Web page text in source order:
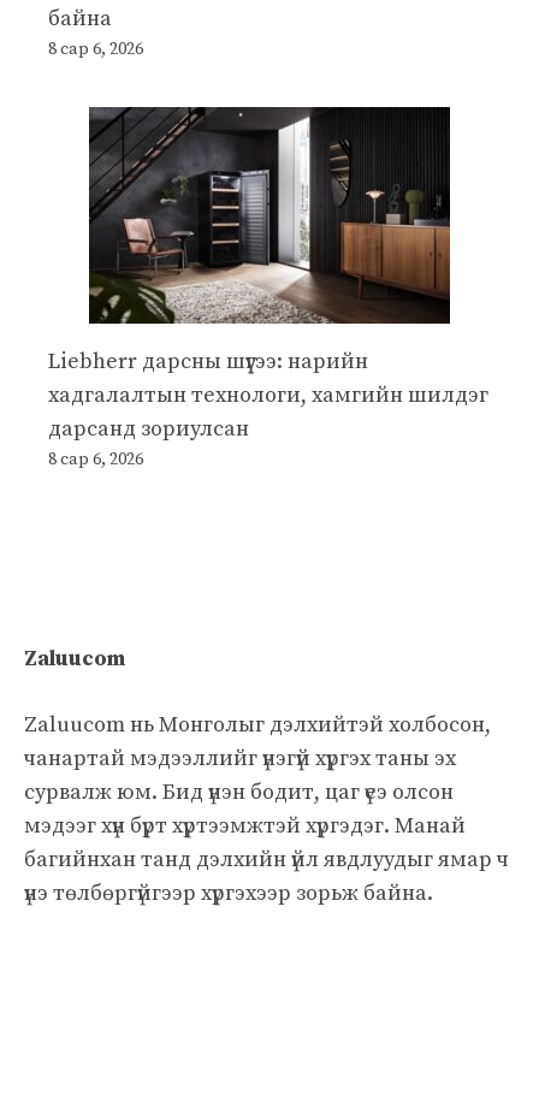
байна
8 сар 6, 2026
Liebherr дарсны шүүгээ: нарийн
хадгалалтын технологи, хамгийн шилдэг
дарсанд зориулсан
8 сар 6, 2026
Zaluucom
Zaluucom нь Монголыг дэлхийтэй холбосон,
чанартай мэдээллийг үнэгүй хүргэх таны эх
сурвалж юм. Бид үнэн бодит, цаг үеэ олсон
мэдээг хүн бүрт хүртээмжтэй хүргэдэг. Манай
багийнхан танд дэлхийн үйл явдлуудыг ямар ч
үнэ төлбөргүйгээр хүргэхээр зорьж байна.